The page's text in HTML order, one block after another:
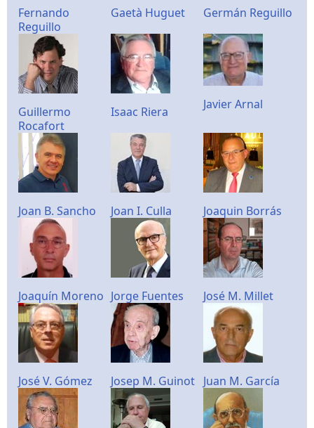
Fernando
Reguillo
Gaetà Huguet Germán Reguillo
Guillermo
Rocafort
Isaac Riera Javier Arnal
Joan B. Sancho Joan I. Culla Joaquin Borrás
Joaquín Moreno Jorge Fuentes José M. Millet
José V. Gómez Josep M. Guinot Juan M. García